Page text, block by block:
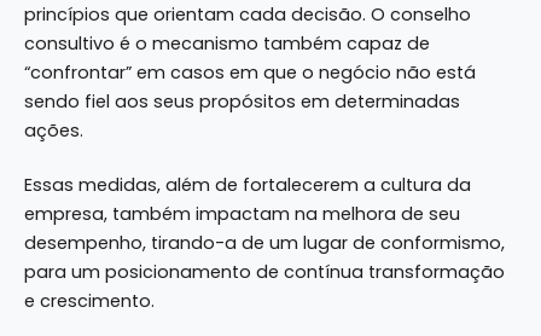
princípios que orientam cada decisão. O conselho
consultivo é o mecanismo também capaz de
“confrontar” em casos em que o negócio não está
sendo fiel aos seus propósitos em determinadas
ações.
Essas medidas, além de fortalecerem a cultura da
empresa, também impactam na melhora de seu
desempenho, tirando-a de um lugar de conformismo,
para um posicionamento de contínua transformação
e crescimento.